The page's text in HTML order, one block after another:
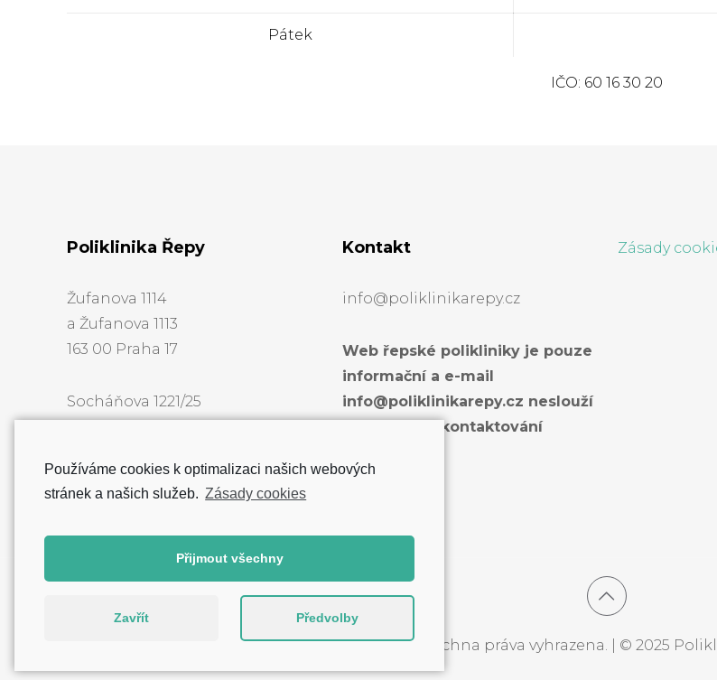
Pátek
IČO: 60 16 30 20
Poliklinika Řepy
Žufanova 1114
a Žufanova 1113
163 00 Praha 17
Socháňova 1221/25
Kontakt
info@poliklinikarepy.cz
Web řepské polikliniky je pouze
informační a e-mail
info@poliklinikarepy.cz neslouží
k přímému zkontaktování
Zásady
Všechna práva vyhrazena. | © 2025
Používáme cookies k optimalizaci našich webových
stránek a našich služeb. Zásady cookies
Přijmout všechny
Zavřít Předvolby